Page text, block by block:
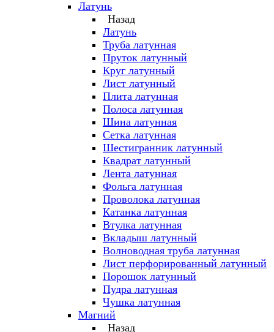
Латунь
Назад
Латунь
Труба латунная
Пруток латунный
Круг латунный
Лист латунный
Плита латунная
Полоса латунная
Шина латунная
Сетка латунная
Шестигранник латунный
Квадрат латунный
Лента латунная
Фольга латунная
Проволока латунная
Катанка латунная
Втулка латунная
Вкладыш латунный
Волноводная труба латунная
Лист перфорированный латунный
Порошок латунный
Пудра латунная
Чушка латунная
Магний
Назад